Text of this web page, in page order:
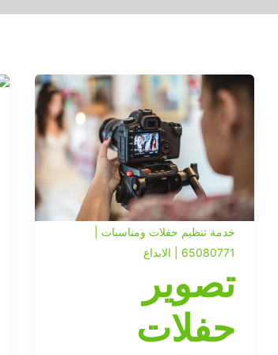
خدمة تنظيم حفلات ومناسبات |
65080771 | الابداع
تصوير
حفلات